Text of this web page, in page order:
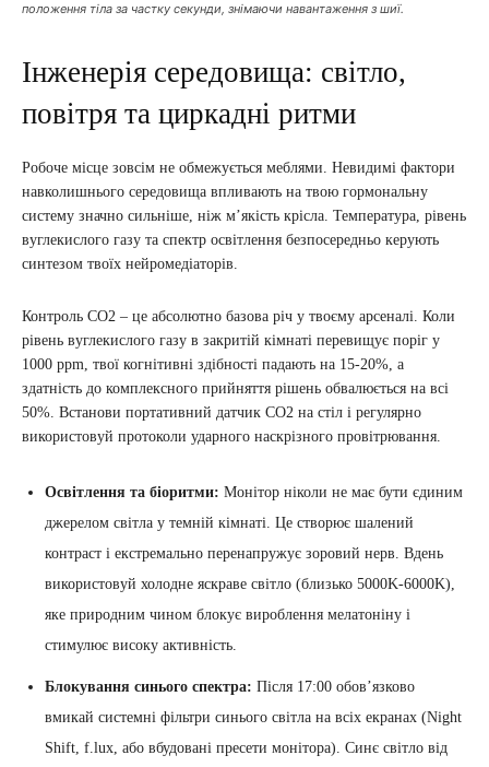
положення тіла за частку секунди, знімаючи навантаження з шиї.
Інженерія середовища: світло,
повітря та циркадні ритми
Робоче місце зовсім не обмежується меблями. Невидимі фактори
навколишнього середовища впливають на твою гормональну
систему значно сильніше, ніж м’якість крісла. Температура, рівень
вуглекислого газу та спектр освітлення безпосередньо керують
синтезом твоїх нейромедіаторів.
Контроль CO2 – це абсолютно базова річ у твоєму арсеналі. Коли
рівень вуглекислого газу в закритій кімнаті перевищує поріг у
1000 ppm, твої когнітивні здібності падають на 15-20%, а
здатність до комплексного прийняття рішень обвалюється на всі
50%. Встанови портативний датчик CO2 на стіл і регулярно
використовуй протоколи ударного наскрізного провітрювання.
Освітлення та біоритми: Монітор ніколи не має бути єдиним
джерелом світла у темній кімнаті. Це створює шалений
контраст і екстремально перенапружує зоровий нерв. Вдень
використовуй холодне яскраве світло (близько 5000K-6000K),
яке природним чином блокує вироблення мелатоніну і
стимулює високу активність.
Блокування синього спектра: Після 17:00 обов’язково
вмикай системні фільтри синього світла на всіх екранах (Night
Shift, f.lux, або вбудовані пресети монітора). Синє світло від